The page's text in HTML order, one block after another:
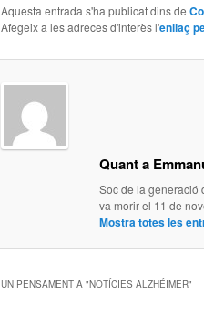
Aquesta entrada s'ha publicat dins de
Afegeix a les adreces d'interès l'enllaç
Quant a
Soc de la generació
va morir el 11 de
Mostra totes les
UN PENSAMENT A "NOTÍCIES ALZHÉIMER"